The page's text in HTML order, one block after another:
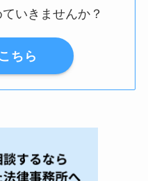
いきませんか？
ちら